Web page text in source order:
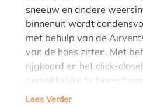
sneeuw en andere
binnenuit wordt
met behulp van de
van de hoes zitten. Met
rijgkoord en het click-
gemakkelijke te bevestigen
Lees Verder